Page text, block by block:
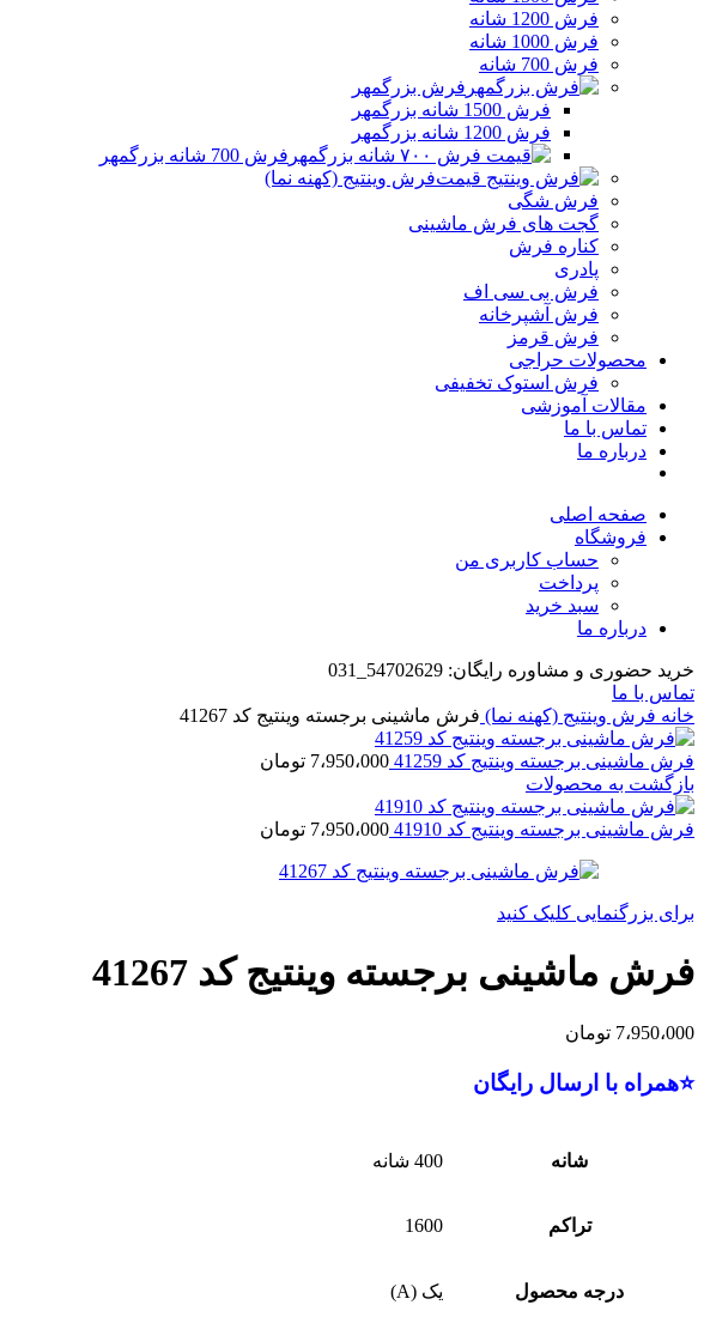
فرش 1200 شانه
فرش 1000 شانه
فرش 700 شانه
فرش بزرگمهر
فرش 1500 شانه بزرگمهر
فرش 1200 شانه بزرگمهر
فرش 700 شانه بزرگمهر
فرش وینتیج (کهنه نما)
فرش شگی
گجت های فرش ماشینی
کناره فرش
پادری
فرش بی سی اف
فرش آشپرخانه
فرش قرمز
محصولات حراجی
فرش استوک تخفیفی
مقالات آموزشی
تماس با ما
درباره ما
صفحه اصلی
فروشگاه
حساب کاربری من
پرداخت
سبد خرید
درباره ما
خرید حضوری و مشاوره رایگان: 54702629_031
تماس با ما
خانه فرش وینتیج (کهنه نما) فرش ماشینی برجسته وینتیج کد 41267
فرش ماشینی برجسته وینتیج کد 41259 7،950،000 تومان
بازگشت به محصولات
فرش ماشینی برجسته وینتیج کد 41910 7،950،000 تومان
برای بزرگنمایی کلیک کنید
فرش ماشینی برجسته وینتیج کد 41267
7،950،000 تومان
⭐همراه با ارسال رایگان
شانه 400 شانه
تراکم 1600
درجه محصول یک (A)